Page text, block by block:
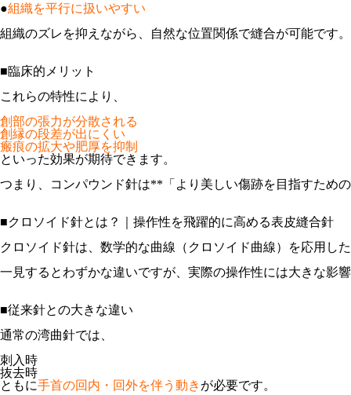
●組織を平行に扱いやすい
組織のズレを抑えながら、自然な位置関係で縫合が可能です。
■臨床的メリット
これらの特性により、
創部の張力が分散される
創縁の段差が出にくい
瘢痕の拡大や肥厚を抑制
つまり、コンパウンド針は**「より美しい傷跡を目指すため
■クロソイド針とは？｜操作性を飛躍的に高める表皮縫合針
クロソイド針は、数学的な曲線（クロソイド曲線）を応用し
一見するとわずかな違いですが、実際の操作性には大きな影
■従来針との大きな違い
通常の湾曲針では、
刺入時
抜去時
ともに手首の回内・回外を伴う動き が必要です。